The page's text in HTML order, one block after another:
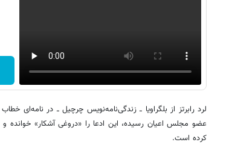
عضو مجلس اعیان رسیده، این ادعا را «دروغی آشکار» خوانده و
کرده است.